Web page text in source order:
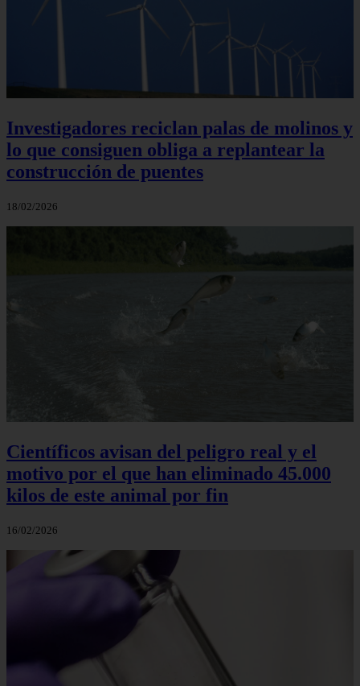
Investigadores reciclan palas de molinos y
lo que consiguen obliga a replantear la
construcción de puentes
18/02/2026
Científicos avisan del peligro real y el
motivo por el que han eliminado 45.000
kilos de este animal por fin
16/02/2026